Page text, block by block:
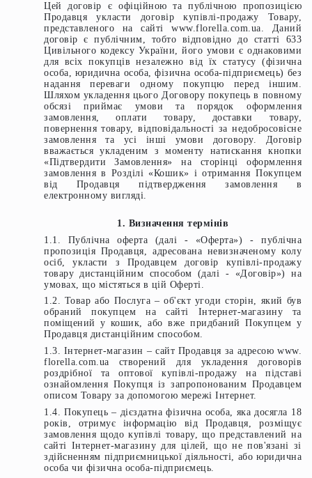
Цей договір є офіційною та публічною пропозицією
Продавця укласти договір купівлі-продажу Товару,
представленого на сайті www.florella.com.ua. Даний
договір є публічним, тобто відповідно до статті 633
Цивільного кодексу України, його умови є однаковими
для всіх покупців незалежно від їх статусу (фізична
особа, юридична особа, фізична особа-підприємець) без
надання переваги одному покупцю перед іншим.
Шляхом укладення цього Договору покупець в повному
обсязі приймає умови та порядок оформлення
замовлення, оплати товару, доставки товару,
повернення товару, відповідальності за недобросовісне
замовлення та усі інші умови договору. Договір
вважається укладеним з моменту натискання кнопки
«Підтвердити Замовлення» на сторінці оформлення
замовлення в Розділі «Кошик» і отримання Покупцем
від Продавця підтвердження замовлення в
електронному вигляді.
1. Визначення термінів
1.1. Публічна оферта (далі - «Оферта») - публічна
пропозиція Продавця, адресована невизначеному колу
осіб, укласти з Продавцем договір купівлі-продажу
товару дистанційним способом (далі - «Договір») на
умовах, що містяться в цій Оферті.
1.2. Товар або Послуга – об'єкт угоди сторін, який був
обраний покупцем на сайті Інтернет-магазину та
поміщений у кошик, або вже придбаний Покупцем у
Продавця дистанційним способом.
1.3. Інтернет-магазин – сайт Продавця за адресою www.
florella.com.ua створений для укладення договорів
роздрібної та оптової купівлі-продажу на підставі
ознайомлення Покупця із запропонованим Продавцем
описом Товару за допомогою мережі Інтернет.
1.4. Покупець – дієздатна фізична особа, яка досягла 18
років, отримує інформацію від Продавця, розміщує
замовлення щодо купівлі товару, що представлений на
сайті Інтернет-магазину для цілей, що не пов'язані зі
здійсненням підприємницької діяльності, або юридична
особа чи фізична особа-підприємець.